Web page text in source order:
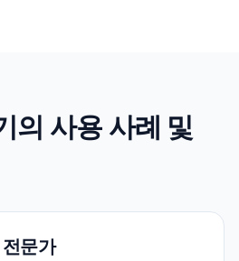
의 사용 사례 및
문가